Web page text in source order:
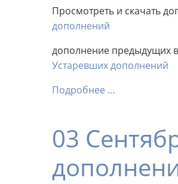
Просмотреть и скачать
дополнений
дополнение предыдущих
Устаревших дополнений
Подробнее …
03